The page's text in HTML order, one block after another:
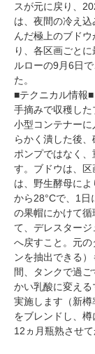
スが元に戻り、
は、夜間の冷え
んだ極上のブド
り、各区画ごと
ルローの9月6日
た。
■テクニカル情報■
手摘みで収穫し
小型コンテナー
らかく潰した後
ポンプではなく
す。ブドウは、
は、野生酵母に
から28°Cで、1日
の果帽にかけて
て、デレスター
へ戻すこと。元
ンを抽出できる
間、タンクで過
かい乳酸に変え
実施します（新
をブレンドし、樽
12ヵ月瓶熟させ